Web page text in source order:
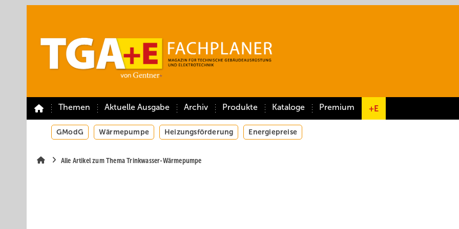
Themen Aktuelle Ausgabe Archiv Produkte Kataloge Premium +E
GModG Wärmepumpe Heizungsförderung Energiepreise
Alle Artikel zum Thema Trinkwasser-Wärmepumpe